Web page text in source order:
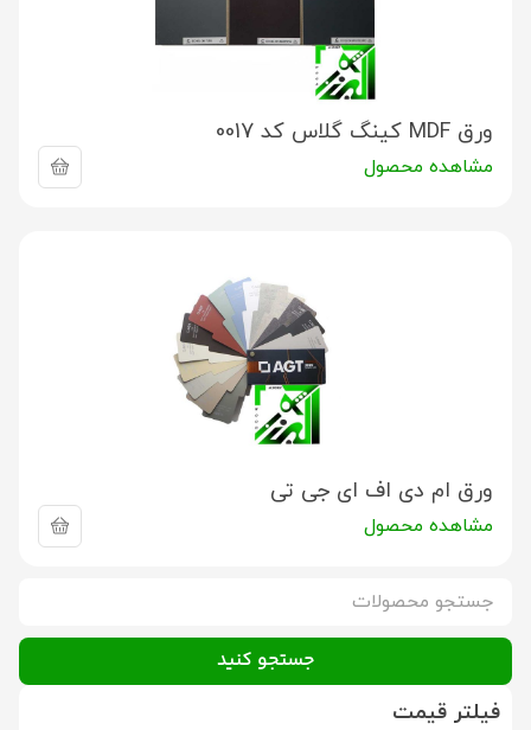
جستجو کنید
فیلتر قیمت
ورق MDF کینگ گلاس کد 0017
مشاهده محصول
ورق ام دی اف ای جی تی
مشاهده محصول